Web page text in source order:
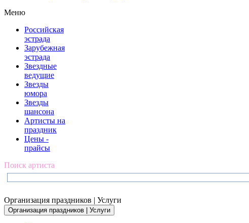
Меню
Российская
эстрада
Зарубежная
эстрада
Звездные
ведущие
Звезды
юмора
Звезды
шансона
Артисты на
праздник
Цены -
прайсы
Поиск артиста
Организация праздников | Услуги
Организация праздников | Услуги